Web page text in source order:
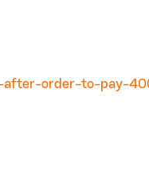
order-to-pay-